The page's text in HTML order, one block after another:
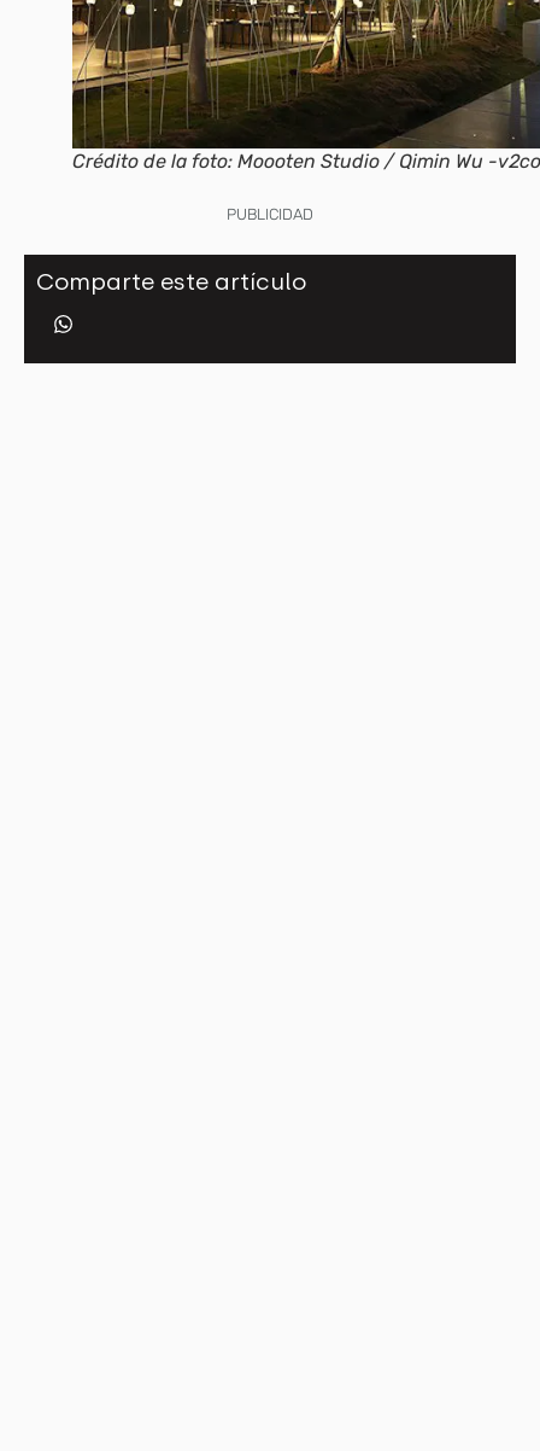
Crédito de la foto: Moooten Studio / Qimin Wu -
PUBLICIDAD
Comparte este artículo